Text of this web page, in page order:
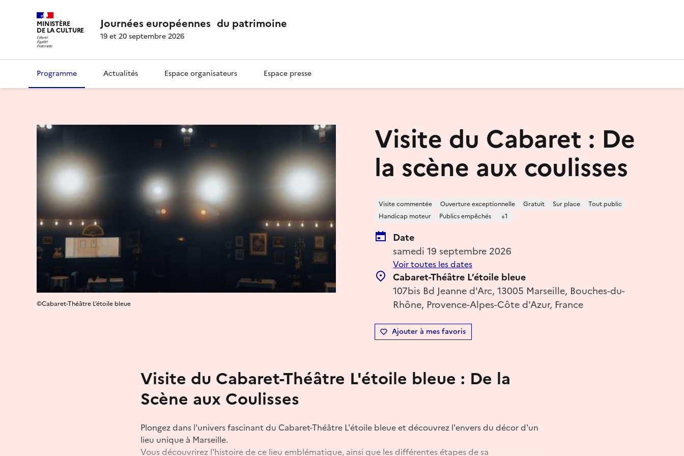
MINISTÈRE
DE LA CULTURE Journées européennes du patrimoine
19 et 20 septembre 2026
Programme Actualités Espace organisateurs Espace presse
Visite du Cabaret : De
la scène aux coulisses
Visite commentée Ouverture exceptionnelle Gratuit Sur place
Tout public
Handicap moteur
Publics empêchés +1
Date
samedi 19 septembre 2026
Voir toutes les dates
Cabaret-Théâtre L’étoile bleue
107bis Bd Jeanne d'Arc, 13005 Marseille, Bouches-du-
Rhône, Provence-Alpes-Côte d'Azur, France
Ajouter à mes favoris
©Cabaret-Théâtre L’étoile bleue
Visite du Cabaret-Théâtre L'étoile bleue : De la
Scène aux Coulisses
Plongez dans l'univers fascinant du Cabaret-Théâtre L'étoile bleue et découvrez l'envers du décor d'un
lieu unique à Marseille.
Vous découvrirez l'histoire de ce lieu emblématique, ainsi que les différentes étapes de sa